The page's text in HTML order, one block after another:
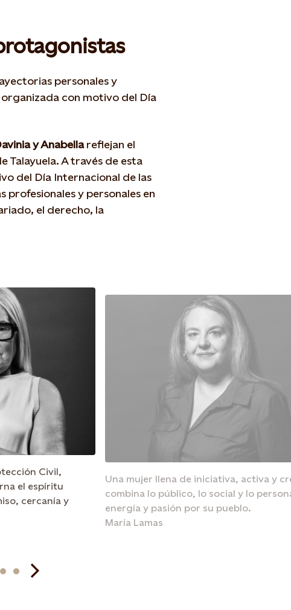
personales y
con motivo del Día
y Anabellareflejan el
Talayuela. A través de esta
del Día Internacional de las
profesionales y personales en
el derecho, la
Civil,
el espíritu
cercanía y
Una mujer llena de iniciativa, activa y
combina lo público, lo social y lo
energía y pasión por su pueblo.
María Lamas